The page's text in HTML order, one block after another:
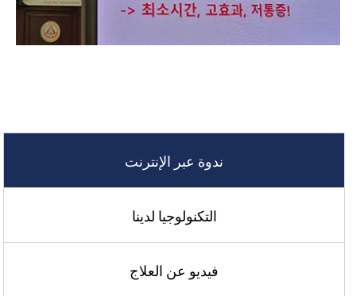
ندوة عبر الإنترنت
التكنولوجيا لدينا
فيديو عن العلاج